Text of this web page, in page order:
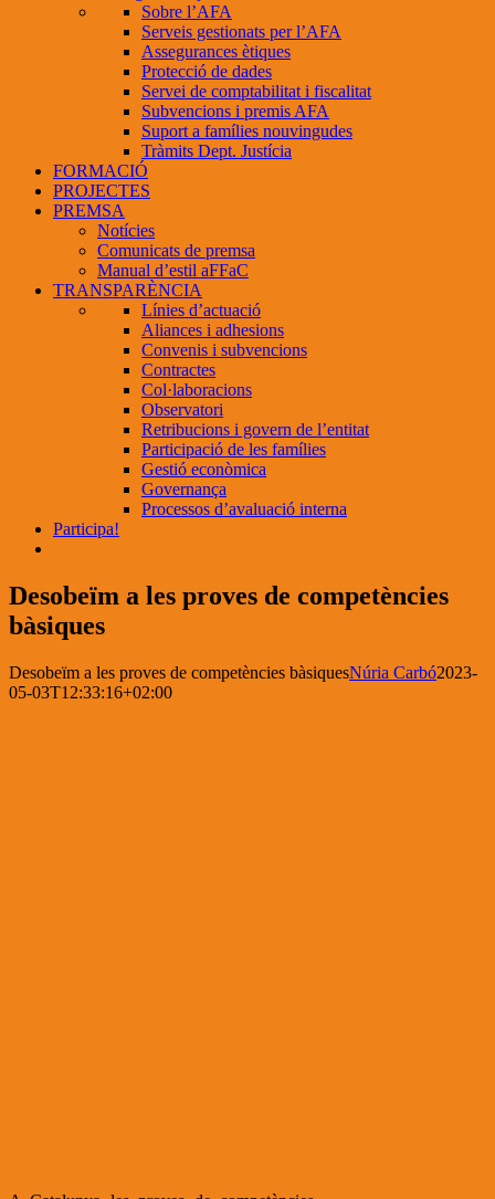
Sobre l’AFA
Serveis gestionats per l’AFA
Assegurances ètiques
Protecció de dades
Servei de comptabilitat i fiscalitat
Subvencions i premis AFA
Suport a famílies nouvingudes
Tràmits Dept. Justícia
FORMACIÓ
PROJECTES
PREMSA
Notícies
Comunicats de premsa
Manual d’estil aFFaC
TRANSPARÈNCIA
Línies d’actuació
Aliances i adhesions
Convenis i subvencions
Contractes
Col·laboracions
Observatori
Retribucions i govern de l’entitat
Participació de les famílies
Gestió econòmica
Governança
Processos d’avaluació interna
Participa!
Desobeïm a les proves de competències
bàsiques
Desobeïm a les proves de competències bàsiquesNúria Carbó2023-
05-03T12:33:16+02:00